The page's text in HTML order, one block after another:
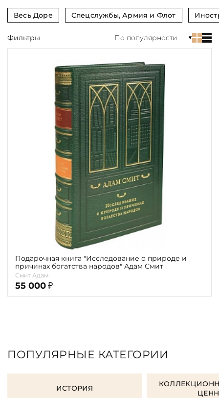
Весь Доре Спецслужбы, Армия и Флот
Обрез
Тиснение
Пол и возраст
Фильтры По популярности
Подарочная книга "Исследование о природе и
причинах богатства народов" Адам Смит
Смит Адам
55 000 ₽
ПОПУЛЯРНЫЕ КАТЕГОРИИ
ИСТОРИЯ